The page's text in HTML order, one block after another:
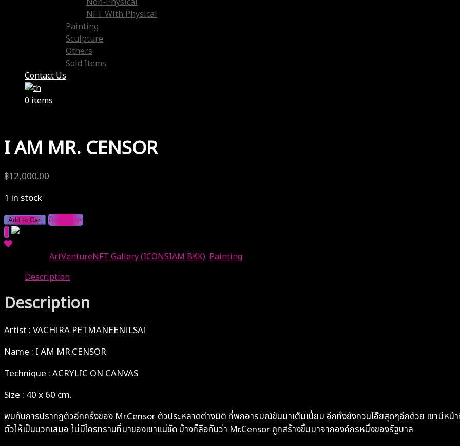
NFT With Physical
Painting
Sculpture
Others
Sold Items
Contact Us
0 items
I AM MR. CENSOR
฿12,000.00
1 in stock
Add to Cart Buy Now
ArtVentureNFT Gallery (ICONSIAM BKK) Painting
Description
Description
Artist : VACHIRA PETMANEENILSAI
Name : I AM MR.CENSOR
Technique : ACRYLIC ON CANVAS
Size : 40 x 60 cm.
พบกับการปรากฎตัวอีกครั้งของ Mr.Censor ตัวประหลาดต่างมิติ ที่พกอารมณ์ขันมาเต็มเปี่ยม อีกทั้งยังกวนโอ๊ยสุดๆอีกด้วย เขามีหน้า
ตัวให้เป็นบวกเสมอ ไม่มีใครทราบที่มาของเขาแน่ชัด บ้างก็ลือกันว่า Mr.Censor ถูกสร้างขึ้นมาจากองค์กรหนึ่งของรัฐบาล